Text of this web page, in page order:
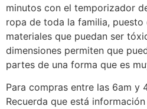
minutos con el temporizador
ropa de toda la familia, puesto
materiales que puedan ser
dimensiones permiten que
partes de una forma que es
Para compras entre las 6am y
Recuerda que está